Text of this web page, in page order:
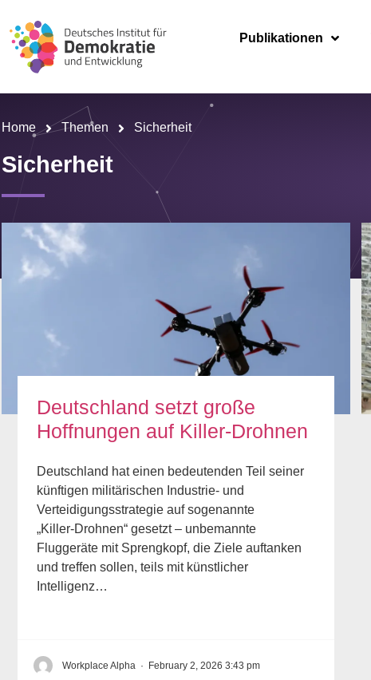
Publikationen
Home Themen Sicherheit
Sicherheit
Deutschland setzt große
Hoffnungen auf Killer‑Drohnen
Deutschland hat einen bedeutenden Teil seiner
künftigen militärischen Industrie‑ und
Verteidigungsstrategie auf sogenannte
„Killer‑Drohnen“ gesetzt – unbemannte
Fluggeräte mit Sprengkopf, die Ziele auftanken
und treffen sollen, teils mit künstlicher
Intelligenz…
Workplace Alpha · February 2, 2026 3:43 pm